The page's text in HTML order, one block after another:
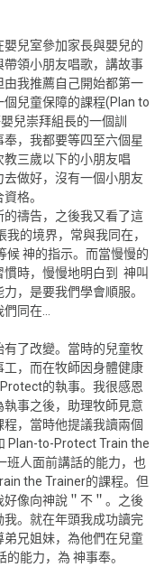
兒室參加家長與嬰兒的
領小朋友唱歌，講故事
我推薦自己開始都第一
兒童保障的課程(Plan to
兒崇拜組長的一個訓
，我都要等四至六個星
三歲以下的小朋友唱
做好，沒有一個小朋友
格。
禱告，之後我又看了這
的境界，常與我同在，
候 神的指示。而當慢慢的
時，慢慢地明白到 神叫
，是要我們學會順服。
同在…
了改變。當時的兒童牧
，而在牧師因身體健康
的執事。我很感恩
事之後，助理牧師見意
，當時他提議我讀兩個
Plan-to-Protect Train the
班人面前講話的能力，也
the Trainer的課程。但
像向神說＂不＂。之後
。就在年頭我成功讀完
兄姐妹，為他們在兒童
能力，為 神事奉。